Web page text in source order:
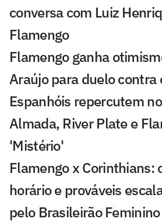
conversa com Luiz
Flamengo
Flamengo ganha
Araújo para duelo contra
Espanhóis repercutem
Almada, River Plate e
'Mistério'
Flamengo x Corinthians:
horário e prováveis
pelo Brasileirão Feminino